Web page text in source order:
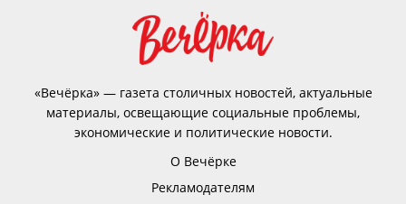
«Вечёрка» — газета столичных новостей, актуальные
материалы, освещающие социальные проблемы,
экономические и политические новости.
О Вечёрке
Рекламодателям